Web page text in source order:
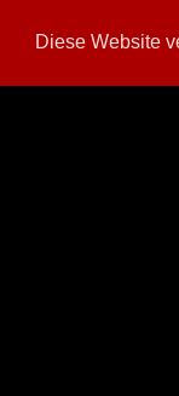
Diese Website